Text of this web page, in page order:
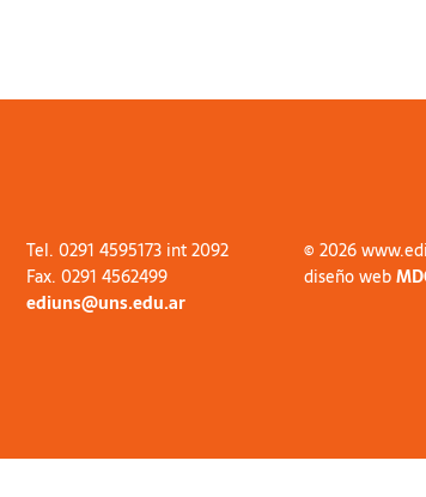
Tel. 0291 4595173 int 2092
Fax. 0291 4562499
ediuns@uns.edu.ar
© 2026
diseño web